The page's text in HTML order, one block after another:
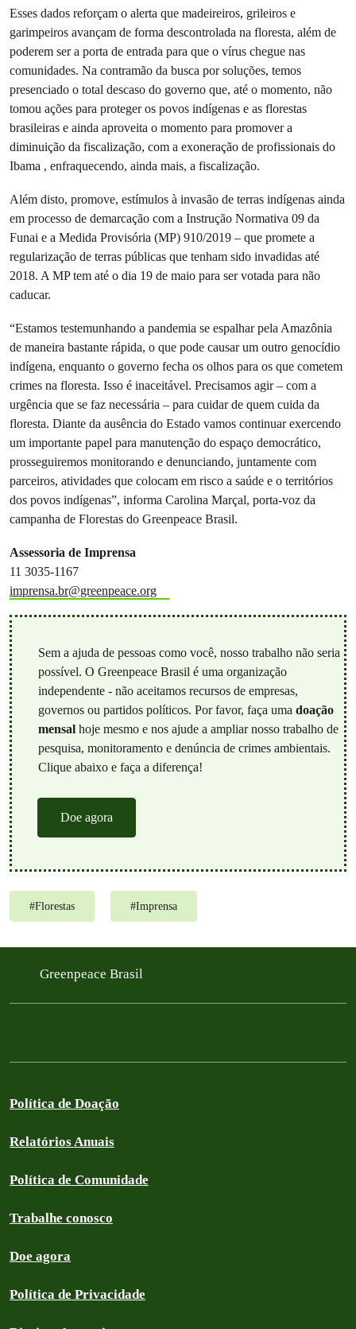
Esses dados reforçam o alerta que madeireiros, grileiros e
garimpeiros avançam de forma descontrolada na floresta, além de
poderem ser a porta de entrada para que o vírus chegue nas
comunidades. Na contramão da busca por soluções, temos
presenciado o total descaso do governo que, até o momento, não
tomou ações para proteger os povos indígenas e as florestas
brasileiras e ainda aproveita o momento para promover a
diminuição da fiscalização, com a exoneração de profissionais do
Ibama , enfraquecendo, ainda mais, a fiscalização.
Além disto, promove, estímulos à invasão de terras indígenas ainda
em processo de demarcação com a Instrução Normativa 09 da
Funai e a Medida Provisória (MP) 910/2019 – que promete a
regularização de terras públicas que tenham sido invadidas até
2018. A MP tem até o dia 19 de maio para ser votada para não
caducar.
“Estamos testemunhando a pandemia se espalhar pela Amazônia
de maneira bastante rápida, o que pode causar um outro genocídio
indígena, enquanto o governo fecha os olhos para os que cometem
crimes na floresta. Isso é inaceitável. Precisamos agir – com a
urgência que se faz necessária – para cuidar de quem cuida da
floresta. Diante da ausência do Estado vamos continuar exercendo
um importante papel para manutenção do espaço democrático,
prosseguiremos monitorando e denunciando, juntamente com
parceiros, atividades que colocam em risco a saúde e o territórios
dos povos indígenas”, informa Carolina Marçal, porta-voz da
campanha de Florestas do Greenpeace Brasil.
Assessoria de Imprensa
11 3035-1167
imprensa.br@greenpeace.org
Sem a ajuda de pessoas como você, nosso trabalho não seria
possível. O Greenpeace Brasil é uma organização
independente - não aceitamos recursos de empresas,
governos ou partidos políticos. Por favor, faça uma doação
mensalhoje mesmo e nos ajude a ampliar nosso trabalho de
pesquisa, monitoramento e denúncia de crimes ambientais.
Clique abaixo e faça a diferença!
Doe agora
#Florestas #Imprensa
Greenpeace Brasil
Política de Doação
Relatórios Anuais
Política de Comunidade
Trabalhe conosco
Doe agora
Política de Privacidade